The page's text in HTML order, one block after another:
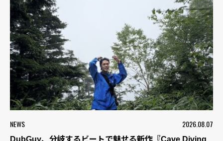
NEWS 2026.08.07
DubGuy、分岐するビートで魅せる新作『Cave Diving